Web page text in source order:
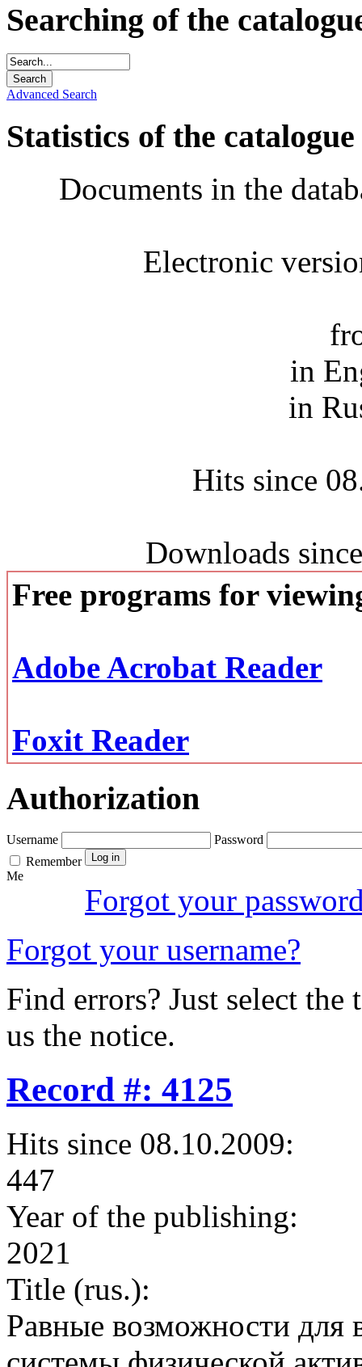
Searching of the
Advanced Search
Statistics of the catalogue
Documents in the
Electronic
in
in
Hits since
Downloads
Free programs for
Adobe Acrobat Reader
Foxit Reader
Authorization
Username
Password
Remember
Me
Forgot your
Forgot your username?
Find errors? Just select
us the notice.
Record #: 4125
Hits since 08.10.2009:
447
Year of the publishing:
2021
Title (rus.):
Равные возможности для